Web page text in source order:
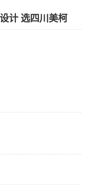
计 选四川美柯